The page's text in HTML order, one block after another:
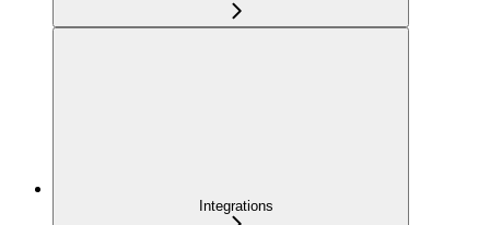
Integrations